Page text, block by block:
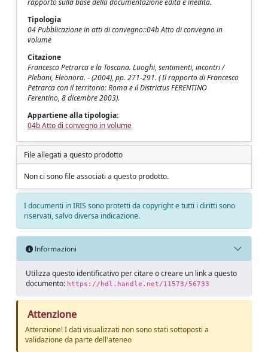
rapporto sulla base della documentazione edita e inedita.
Tipologia
04 Pubblicazione in atti di convegno::04b Atto di convegno in
volume
Citazione
Francesco Petrarca e la Toscana. Luoghi, sentimenti, incontri /
Plebani, Eleonora. - (2004), pp. 271-291. ( Il rapporto di Francesco
Petrarca con il territorio: Roma e il Districtus FERENTINO
Ferentino, 8 dicembre 2003).
Appartiene alla tipologia:
04b Atto di convegno in volume
File allegati a questo prodotto
Non ci sono file associati a questo prodotto.
I documenti in IRIS sono protetti da copyright e tutti i diritti sono
riservati, salvo diversa indicazione.
Informazioni
Utilizza questo identificativo per citare o creare un link a questo
documento: https://hdl.handle.net/11573/56733
Attenzione
Attenzione! I dati visualizzati non sono stati sottoposti a
validazione da parte dell'ateneo